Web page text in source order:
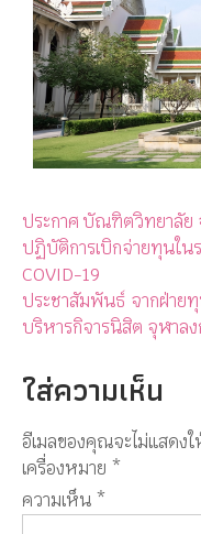
ประกาศ บัณฑิตวิทยาลัย
ปฏิบัติการเบิกจ่ายทุนใน
COVID-19
ประชาสัมพันธ์ จากฝ่าย
บริหารกิจารนิสิต จุฬาล
ใส่ความเห็น
อีเมลของคุณจะไม่แสดง
เครื่องหมาย *
ความเห็น *